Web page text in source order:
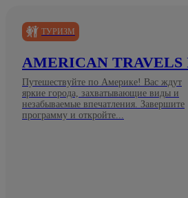
ТУРИЗМ
AMERICAN TRAVELS
Путешествуйте по Америке! Вас ждут
яркие города, захватывающие виды и
незабываемые впечатления. Завершите
программу и откройте...